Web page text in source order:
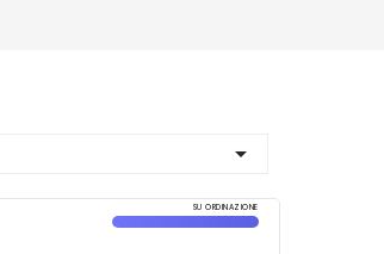

SU ORDINAZIONE